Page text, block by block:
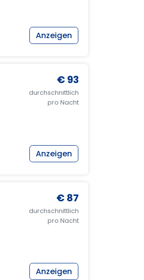
Anzeigen
€ 93
durchschnittlich
pro Nacht
Anzeigen
€ 87
durchschnittlich
pro Nacht
Anzeigen